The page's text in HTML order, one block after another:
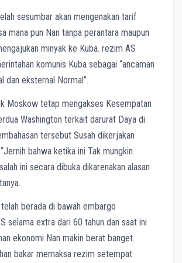
sesumbar akan mengenakan tarif
mana pun Nan tanpa perantara maupun
minyak ke Kuba. rezim AS
komunis Kuba sebagai “ancaman
dan eksternal Normal”.
Moskow tetap mengakses Kesempatan
Washington terkait darurat Daya di
tersebut Susah dikerjakan
bahwa ketika ini Tak mungkin
ini secara dibuka dikarenakan alasan
berada di bawah embargo
selama extra dari 60 tahun dan saat ini
ekonomi Nan makin berat banget.
bakar memaksa rezim setempat